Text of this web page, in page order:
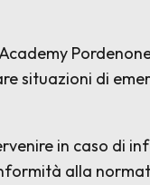
situazioni di
in caso di
alla